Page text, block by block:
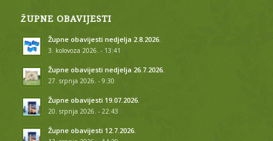
ŽUPNE OBAVIJESTI
Župne obavijesti nedjelja 2.8.2026.
3. kolovoza 2026. - 13:41
Župne obavijesti nedjelja 26.7.2026.
27. srpnja 2026. - 9:30
Župne obavijesti 19.07.2026.
20. srpnja 2026. - 22:43
Župne obavijesti 12.7.2026.